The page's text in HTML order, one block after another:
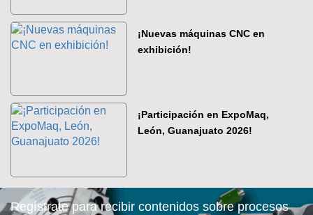
¡Nuevas máquinas CNC en
exhibición!
¡Participación en ExpoMaq,
León, Guanajuato 2026!
Regístrate para recibir contenidos sobre procesos